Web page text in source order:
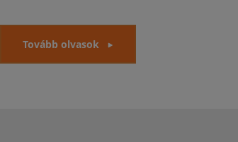
Tovább olvasok